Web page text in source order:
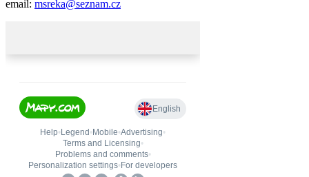
email: msreka@seznam.cz